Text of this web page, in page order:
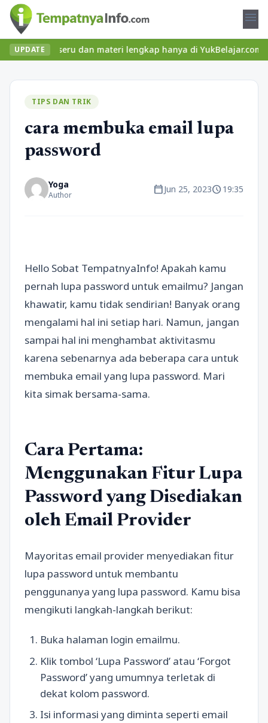
menu
UPDATE
seru dan materi lengkap hanya di YukBelajar.com. Mulai
TIPS DAN TRIK
cara membuka email lupa
password
Yoga
Author calendar_todayJun 25, 2023schedule19:35
Hello Sobat TempatnyaInfo! Apakah kamu
pernah lupa password untuk emailmu? Jangan
khawatir, kamu tidak sendirian! Banyak orang
mengalami hal ini setiap hari. Namun, jangan
sampai hal ini menghambat aktivitasmu
karena sebenarnya ada beberapa cara untuk
membuka email yang lupa password. Mari
kita simak bersama-sama.
Cara Pertama:
Menggunakan Fitur Lupa
Password yang Disediakan
oleh Email Provider
Mayoritas email provider menyediakan fitur
lupa password untuk membantu
penggunanya yang lupa password. Kamu bisa
mengikuti langkah-langkah berikut:
Buka halaman login emailmu.
Klik tombol ‘Lupa Password’ atau ‘Forgot
Password’ yang umumnya terletak di
dekat kolom password.
Isi informasi yang diminta seperti email